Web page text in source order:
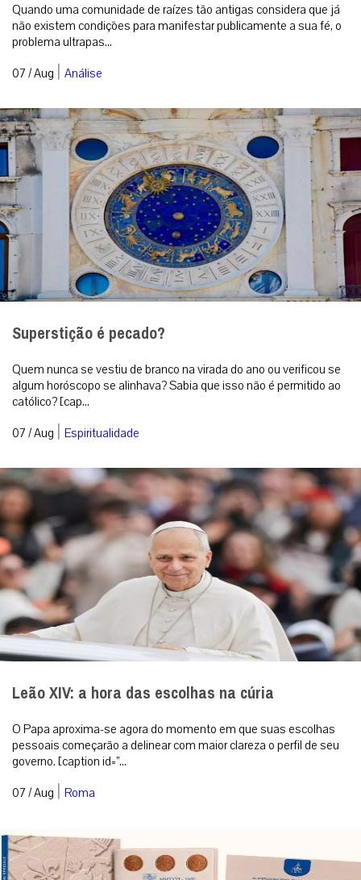
Quando uma comunidade de raízes tão antigas considera que já
não existem condições para manifestar publicamente a sua fé, o
problema ultrapas...
07 / Aug | Análise
Superstição é pecado?
Quem nunca se vestiu de branco na virada do ano ou verificou se
algum horóscopo se alinhava? Sabia que isso não é permitido ao
católico? [cap...
07 / Aug | Espiritualidade
Leão XIV: a hora das escolhas na cúria
O Papa aproxima-se agora do momento em que suas escolhas
pessoais começarão a delinear com maior clareza o perfil de seu
governo. [caption id=”...
07 / Aug | Roma